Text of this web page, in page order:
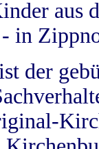
aus
in
der